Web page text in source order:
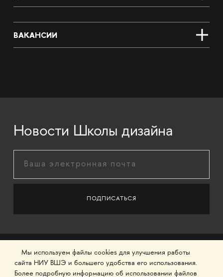
ВАКАНСИИ
Новости Школы дизайна
Мы используем файлы cookies для улучшения работы
сайта НИУ ВШЭ и большего удобства его использования.
Более подробную информацию об использовании файлов